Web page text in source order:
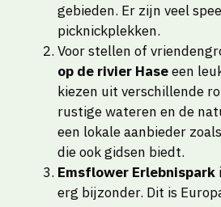
gebieden. Er zijn veel
picknickplekken.
Voor stellen of
op de rivier Haseeen
kiezen uit verschillende
rustige wateren en de
een lokale aanbieder zoals
die ook gidsen biedt.
Emsflower Erlebnispark
erg bijzonder. Dit is